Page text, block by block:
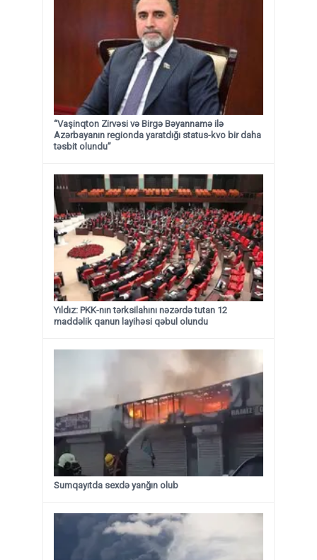
“Vaşinqton Zirvəsi və Birgə Bəyannamə ilə
Azərbayanın regionda yaratdığı status-kvo bir daha
təsbit olundu”
Yıldız: PKK-nın tərksilahını nəzərdə tutan 12
maddəlik qanun layihəsi qəbul olundu ​​​​​​​
Sumqayıtda sexdə yanğın olub